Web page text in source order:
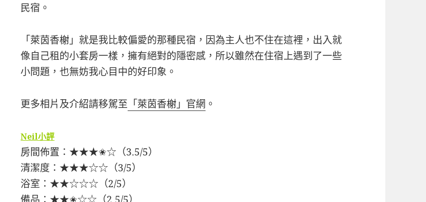
民宿。
「萊茵香榭」就是我比較偏愛的那種民宿，因為主人也不住在這裡，出入就
像自己租的小套房一樣，擁有絕對的隱密感，所以雖然在住宿上遇到了一些
小問題，也無妨我心目中的好印象。
更多相片及介紹請移駕至 「萊茵香榭」官網 。
Neil小評
房間佈置：★★★✬☆（3.5/5）
清潔度：★★★☆☆（3/5）
浴室：★★☆☆☆（2/5）